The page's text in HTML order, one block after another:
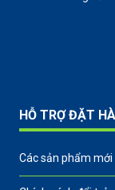
HỖ TRỢ ĐẶT
Các sản phẩm mới